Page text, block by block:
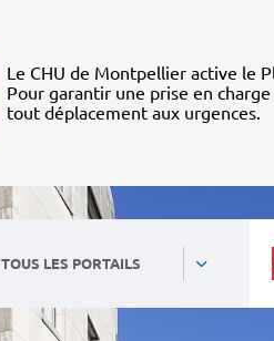
Le CHU de Montpellier active le
Pour garantir une prise en
tout déplacement aux urgences.
TOUS LES PORTAILS